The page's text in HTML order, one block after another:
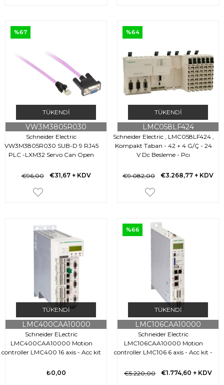
TÜKENDI
Schneider Electric
VW3M3805R030 SUB-D 9 RJ45
PLC -LXM32 Servo Can Open
VW3M3805R030
€31,67 + KDV
€96,00
%67
TÜKENDI
Schneider Electric , LMC058LF424 ,
Kompakt Taban - 42 + 4 G/Ç - 24
V Dc Besleme - Pcı
LMC058LF424
€3.268,77 + KDV
€9.082,00
%64
TÜKENDI
Schneider ELectric
LMC400CAA10000 Motion
controller LMC400 16 axis - Acc kit
LMC400CAA10000
₺0,00
TÜKENDI
Schneider Electric
LMC106CAA10000 Motion
controller LMC106 6 axis - Acc kit -
LMC106CAA10000
€1.774,60 + KDV
€5.220,00
%66